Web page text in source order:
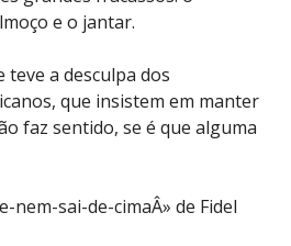
e o jantar.
a desculpa dos
que insistem em manter
faz sentido, se é que alguma
nem-sai-de-cimaÂ» de Fidel